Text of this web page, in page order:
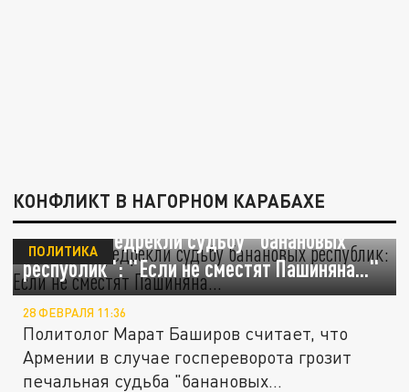
КОНФЛИКТ В НАГОРНОМ КАРАБАХЕ
Армении предрекли судьбу "банановых
республик": "Если не сместят Пашиняна..."
ПОЛИТИКА
28 ФЕВРАЛЯ 11:36
Политолог Марат Баширов считает, что
Армении в случае госпереворота грозит
печальная судьба "банановых...